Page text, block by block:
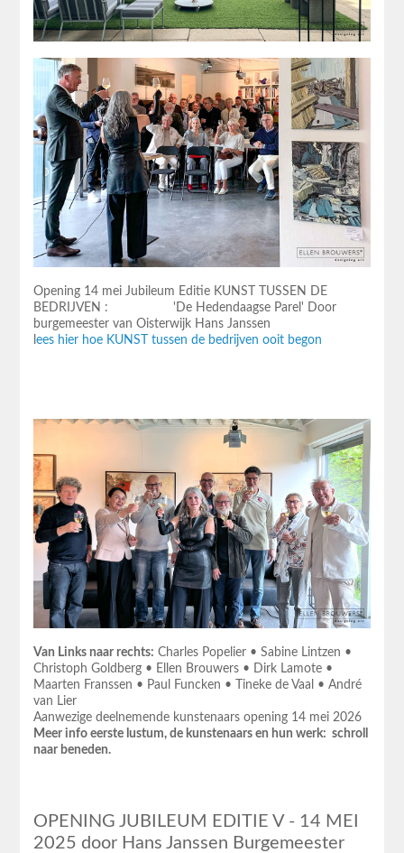
Opening 14 mei Jubileum Editie KUNST TUSSEN DE
BEDRIJVEN : 'De Hedendaagse Parel' Door
burgemeester van Oisterwijk Hans Janssen
ees hier hoe KUNST tussen de bedrijven ooit begon
Van Links naar rechts: Charles Popelier • Sabine Lintzen •
Christoph Goldberg • Ellen Brouwers • Dirk Lamote •
Maarten Franssen • Paul Funcken • Tineke de Vaal • André
van Lier
Aanwezige deelnemende kunstenaars opening 14 mei 2026
Meer info eerste lustum, de kunstenaars en hun werk: schroll
naar beneden.
OPENING JUBILEUM EDITIE V - 14 MEI
2025 door Hans Janssen Burgemeester